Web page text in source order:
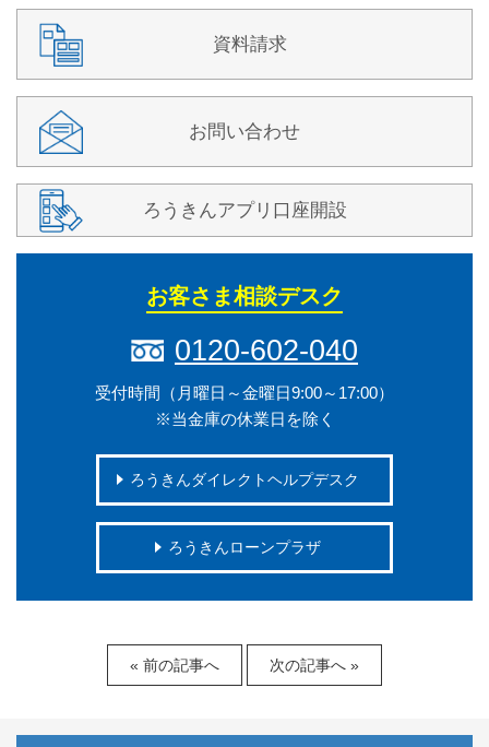
資料請求
お問い合わせ
ろうきんアプリ口座開設
お客さま相談デスク
0120-602-040
受付時間（月曜日～金曜日9:00～17:00）
※当金庫の休業日を除く
ろうきんダイレクトヘルプデスク
ろうきんローンプラザ
« 前の記事へ 次の記事へ »